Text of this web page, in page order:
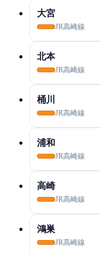
大宮
JR高崎線
北本
JR高崎線
桶川
JR高崎線
浦和
JR高崎線
高崎
JR高崎線
鴻巣
JR高崎線